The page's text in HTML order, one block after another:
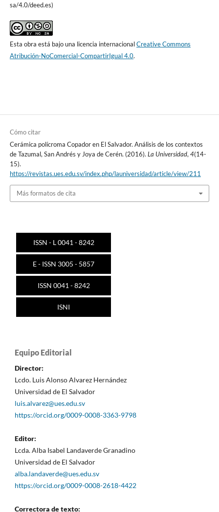
sa/4.0/deed.es)
Esta obra está bajo una licencia internacionalCreative Commons
Atribución-NoComercial-CompartirIgual 4.0.
Cómo citar
Cerámica polícroma Copador en El Salvador. Análisis de los contextos
de Tazumal, San Andrés y Joya de Cerén. (2016). La Universidad, 4(14-
15).
https://revistas.ues.edu.sv/index.php/launiversidad/article/view/211
Más formatos de cita
ISSN - L 0041 - 8242
E - ISSN 3005 - 5857
ISSN 0041 - 8242
ISNI
Equipo Editorial
Director:
Lcdo. Luis Alonso Alvarez Hernández
Universidad de El Salvador
luis.alvarez@ues.edu.sv
https://orcid.org/0009-0008-3363-9798
Editor:
Lcda. Alba Isabel Landaverde Granadino
Universidad de El Salvador
alba.landaverde@ues.edu.sv
https://orcid.org/0009-0008-2618-4422
Correctora de texto: